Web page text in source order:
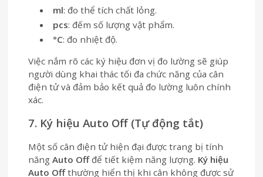
ml: đo thể tích chất lỏng.
pcs: đếm số lượng vật phẩm.
°C: đo nhiệt độ.
Việc nắm rõ các ký hiệu đơn vị đo lường sẽ giúp
người dùng khai thác tối đa chức năng của cân
điện tử và đảm bảo kết quả đo lường luôn chính
xác.
7. Ký hiệu Auto Off (Tự động tắt)
Một số cân điện tử hiện đại được trang bị tính
năngAuto Offđể tiết kiệm năng lượng. Ký hiệu
Auto Offthường hiển thị khi cân không được sử